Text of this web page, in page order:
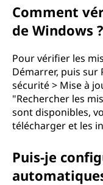
Comment
de Windows ?
Pour vérifier les
Démarrer, puis sur
sécurité > Mise à
"Rechercher les
sont disponibles,
télécharger et les
Puis-je